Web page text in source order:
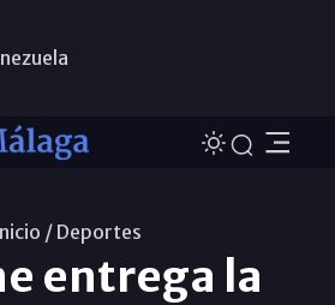
/ Deportes
entrega la